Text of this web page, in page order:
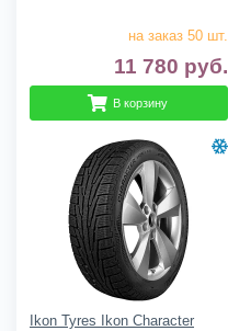
на заказ 50 шт.
11 780 руб.
В корзину
Ikon Tyres Ikon Character